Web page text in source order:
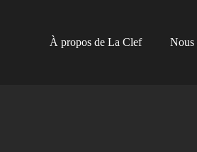
À propos de La Clef
Nous